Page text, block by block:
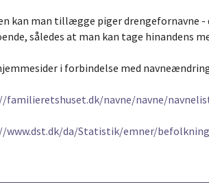
kan man tillægge piger drengefornavne
således at man kan tage hinandens
i forbindelse med
familieretshuset.dk/navne/navne/
www.dst.dk/da/Statistik/emner/